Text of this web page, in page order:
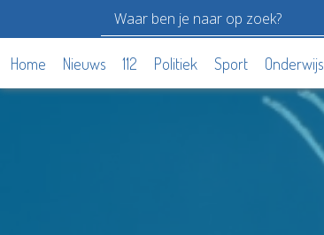
Home Nieuws 112 Politiek Sport Onderwijs